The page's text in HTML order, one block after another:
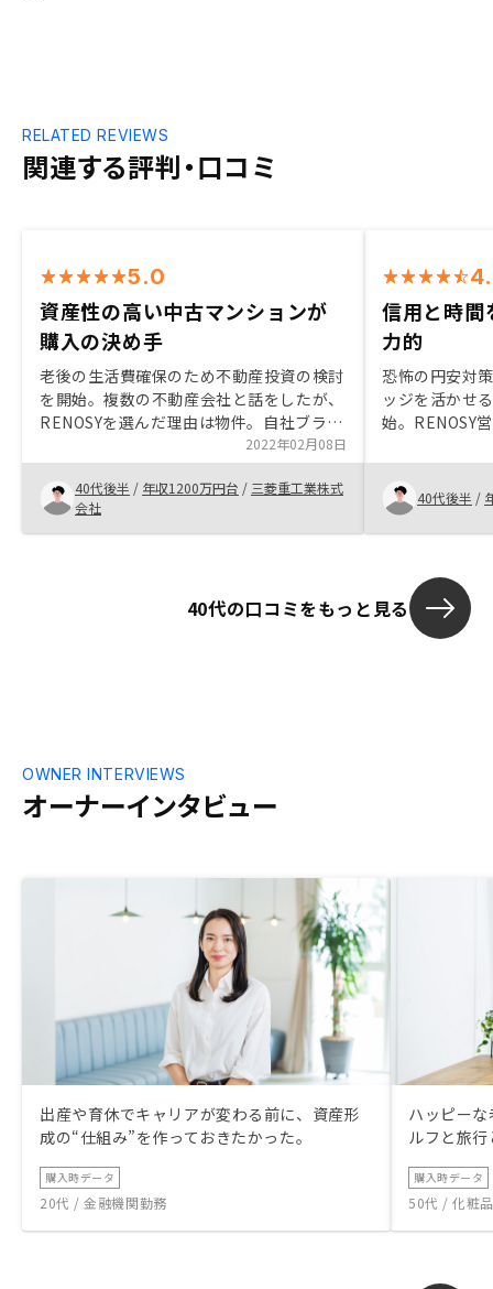
関連する評判・口コミ
RELATED REVIEWS
5.0
資産性の高い中古マンションが
購入の決め手
老後の生活費確保のため不動産投資の検討
を開始。複数の不動産会社と話をしたが、
RENOSYを選んだ理由は物件。自社ブラン
ドの新築マンションがないため、資産性の
高い中古マンションをブランドにこだわら
ずに紹介できる。不動産投資に迷っている
人に対して、実際にある物件を購入した前
提でどうなるのかをシミュレーションする
2022年02月08日
40代後半 / 年収1200万円台 / 三菱重工業株式
会社
信用と時間
力的
恐怖の円安対
ッジを活かせ
始。RENOSY
ン、多様な魅
めました。ワ
魅力度が上が
40代後半 /
40代の口コミをもっと見る
オーナーインタビュー
OWNER INTERVIEWS
出産や育休でキャリアが変わる前に、資産形
成の“仕組み”を作っておきたかった。
購入時データ
20代 / 金融機関勤務
ハッピー
ルフと旅
購入時データ
50代 / 化粧